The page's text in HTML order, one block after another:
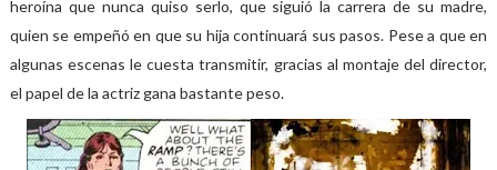
heroína que nunca quiso serlo, que siguió la carrera de su madre,
quien se empeñó en que su hija continuará sus pasos. Pese a que en
algunas escenas le cuesta transmitir, gracias al montaje del director,
el papel de la actriz gana bastante peso.